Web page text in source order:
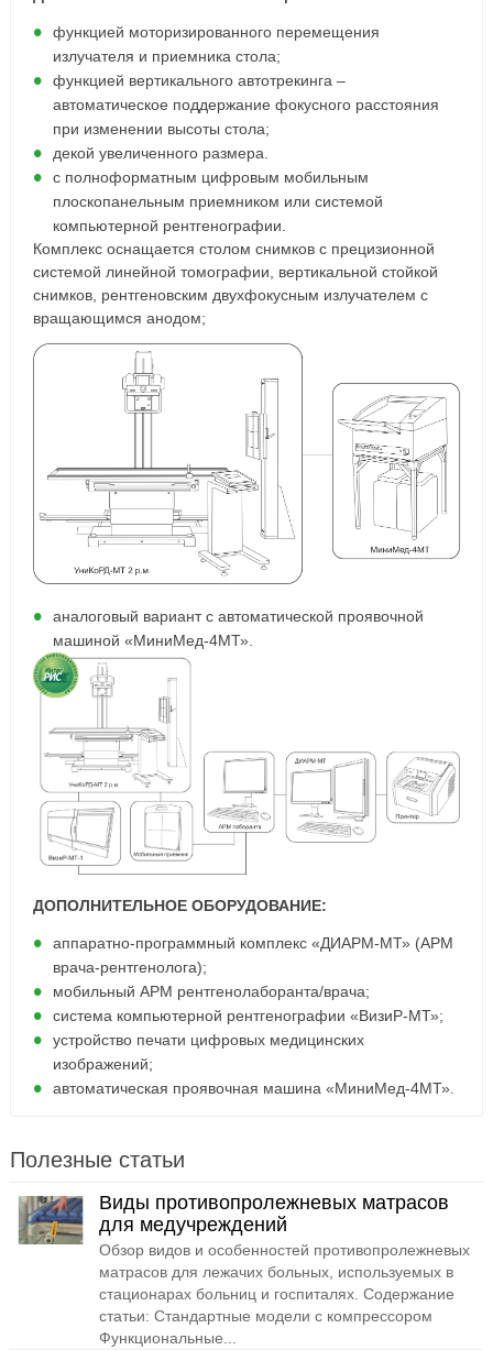
функцией моторизированного перемещения
излучателя и приемника стола;
функцией вертикального автотрекинга –
автоматическое поддержание фокусного расстояния
при изменении высоты стола;
декой увеличенного размера.
с полноформатным цифровым мобильным
плоскопанельным приемником или системой
компьютерной рентгенографии.
Комплекс оснащается столом снимков с прецизионной
системой линейной томографии, вертикальной стойкой
снимков, рентгеновским двухфокусным излучателем с
вращающимся анодом;
аналоговый вариант с автоматической проявочной
машиной «МиниМед-4МТ».
ДОПОЛНИТЕЛЬНОЕ ОБОРУДОВАНИЕ:
аппаратно-программный комплекс «ДИАРМ-МТ» (АРМ
врача-рентгенолога);
мобильный АРМ рентгенолаборанта/врача;
система компьютерной рентгенографии «ВизиР-МТ»;
устройство печати цифровых медицинских
изображений;
автоматическая проявочная машина «МиниМед-4МТ».
Полезные статьи
Виды противопролежневых матрасов
для медучреждений
Обзор видов и особенностей противопролежневых
матрасов для лежачих больных, используемых в
стационарах больниц и госпиталях. Содержание
статьи: Стандартные модели с компрессором
Функциональные...